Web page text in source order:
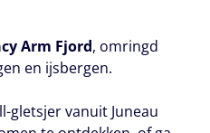
Arm Fjord, omringd
en ijsbergen.
gletsjer vanuit Juneau